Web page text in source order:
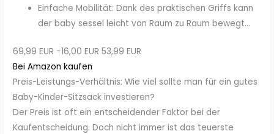
Einfache Mobilität: Dank des praktischen Griffs kann
der baby sessel leicht von Raum zu Raum bewegt...
69,99 EUR −16,00 EUR 53,99 EUR
Bei Amazon kaufen
Preis-Leistungs-Verhältnis: Wie viel sollte man für ein gutes
Baby-Kinder-Sitzsack investieren?
Der Preis ist oft ein entscheidender Faktor bei der
Kaufentscheidung. Doch nicht immer ist das teuerste